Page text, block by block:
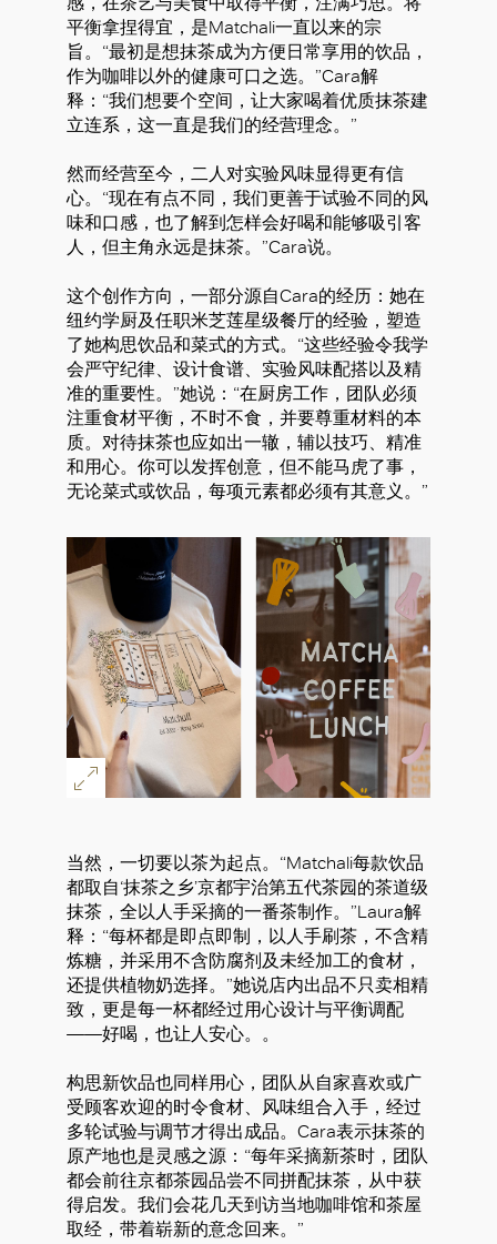
平衡拿捏得宜，是Matchali一直以来的宗
旨。“最初是想抹茶成为方便日常享用的饮品，
作为咖啡以外的健康可口之选。”Cara解
释：“我们想要个空间，让大家喝着优质抹茶建
立连系，这一直是我们的经营理念。”
然而经营至今，二人对实验风味显得更有信
心。“现在有点不同，我们更善于试验不同的风
味和口感，也了解到怎样会好喝和能够吸引客
人，但主角永远是抹茶。”Cara说。
这个创作方向，一部分源自Cara的经历：她在
纽约学厨及任职米芝莲星级餐厅的经验，塑造
了她构思饮品和菜式的方式。“这些经验令我学
会严守纪律、设计食谱、实验风味配搭以及精
准的重要性。”她说：“在厨房工作，团队必须
注重食材平衡，不时不食，并要尊重材料的本
质。对待抹茶也应如出一辙，辅以技巧、精准
和用心。你可以发挥创意，但不能马虎了事，
无论菜式或饮品，每项元素都必须有其意义。”
当然，一切要以茶为起点。“Matchali每款饮品
都取自‘抹茶之乡’京都宇治第五代茶园的茶道级
抹茶，全以人手采摘的一番茶制作。”Laura解
释：“每杯都是即点即制，以人手刷茶，不含精
炼糖，并采用不含防腐剂及未经加工的食材，
还提供植物奶选择。”她说店内出品不只卖相精
致，更是每一杯都经过用心设计与平衡调配
——好喝，也让人安心。。
构思新饮品也同样用心，团队从自家喜欢或广
受顾客欢迎的时令食材、风味组合入手，经过
多轮试验与调节才得出成品。Cara表示抹茶的
原产地也是灵感之源：“每年采摘新茶时，团队
都会前往京都茶园品尝不同拼配抹茶，从中获
得启发。我们会花几天到访当地咖啡馆和茶屋
取经，带着崭新的意念回来。”
好